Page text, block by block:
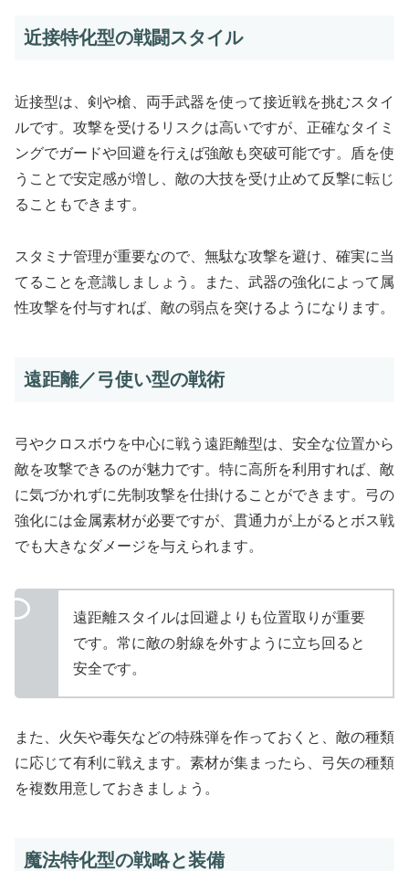
近接特化型の戦闘スタイル
近接型は、剣や槍、両手武器を使って接近戦を挑むスタイ
ルです。攻撃を受けるリスクは高いですが、正確なタイミ
ングでガードや回避を行えば強敵も突破可能です。盾を使
うことで安定感が増し、敵の大技を受け止めて反撃に転じ
ることもできます。
スタミナ管理が重要なので、無駄な攻撃を避け、確実に当
てることを意識しましょう。また、武器の強化によって属
性攻撃を付与すれば、敵の弱点を突けるようになります。
遠距離／弓使い型の戦術
弓やクロスボウを中心に戦う遠距離型は、安全な位置から
敵を攻撃できるのが魅力です。特に高所を利用すれば、敵
に気づかれずに先制攻撃を仕掛けることができます。弓の
強化には金属素材が必要ですが、貫通力が上がるとボス戦
でも大きなダメージを与えられます。
遠距離スタイルは回避よりも位置取りが重要
です。常に敵の射線を外すように立ち回ると
安全です。
また、火矢や毒矢などの特殊弾を作っておくと、敵の種類
に応じて有利に戦えます。素材が集まったら、弓矢の種類
を複数用意しておきましょう。
魔法特化型の戦略と装備